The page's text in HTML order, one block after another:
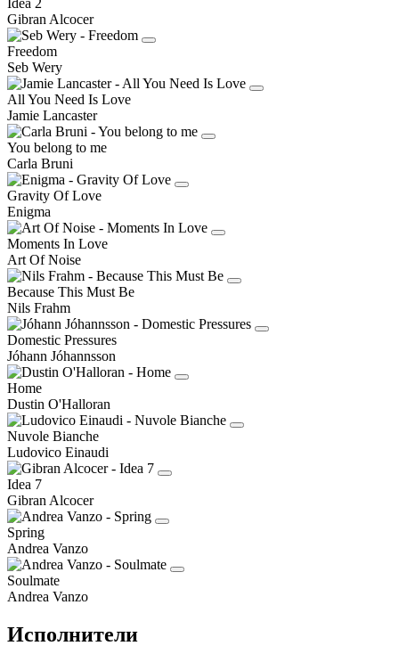
Gibran Alcocer
Freedom
Seb Wery
All You Need Is Love
Jamie Lancaster
You belong to me
Carla Bruni
Gravity Of Love
Enigma
Moments In Love
Art Of Noise
Because This Must Be
Nils Frahm
Domestic Pressures
Jóhann Jóhannsson
Home
Dustin O'Halloran
Nuvole Bianche
Ludovico Einaudi
Idea 7
Gibran Alcocer
Spring
Andrea Vanzo
Soulmate
Andrea Vanzo
Исполнители